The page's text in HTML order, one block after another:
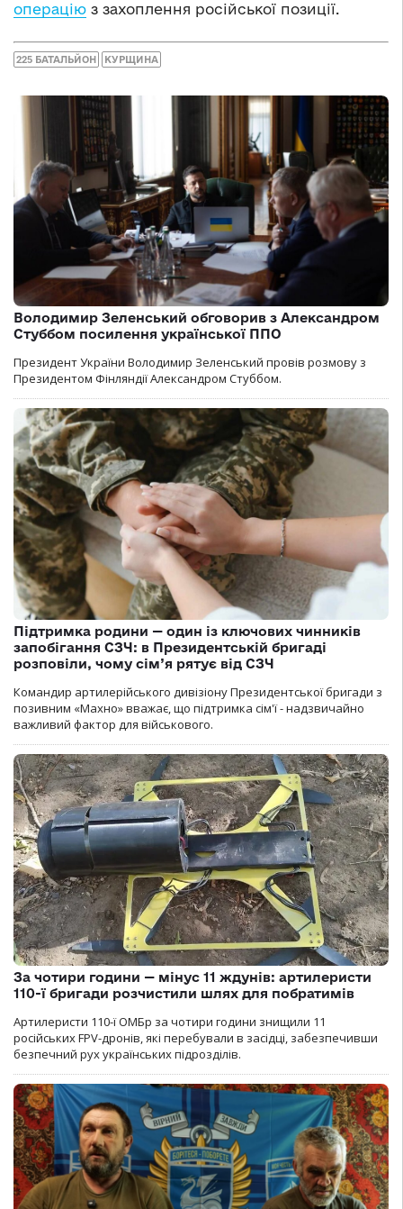
операцію з захоплення російської позиції.
225 БАТАЛЬЙОН КУРЩИНА
Володимир Зеленський обговорив з Александром
Стуббом посилення української ППО
Президент України Володимир Зеленський провів розмову з
Президентом Фінляндії Александром Стуббом.
Підтримка родини — один із ключових чинників
запобігання СЗЧ: в Президентській бригаді
розповіли, чому сім’я рятує від СЗЧ
Командир артилерійського дивізіону Президентської бригади з
позивним «Махно» вважає, що підтримка сім'ї - надзвичайно
важливий фактор для військового.
За чотири години — мінус 11 ждунів: артилеристи
110-ї бригади розчистили шлях для побратимів
Артилеристи 110-ї ОМБр за чотири години знищили 11
російських FPV-дронів, які перебували в засідці, забезпечивши
безпечний рух українських підрозділів.